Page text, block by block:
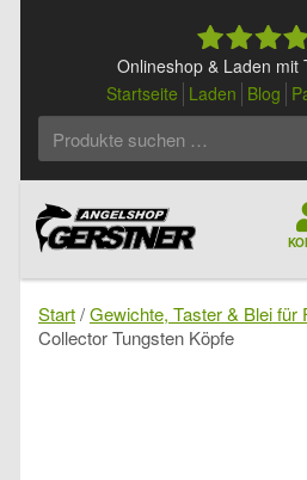
Onlineshop & Laden mit
Startseite Laden Blog
Start/Gewichte, Taster & Blei für
Collector Tungsten Köpfe